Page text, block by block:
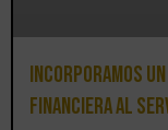
Incorporamos
financiera al